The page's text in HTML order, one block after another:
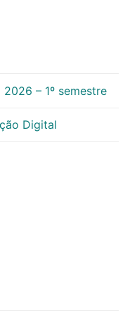
– 1º semestre
Digital